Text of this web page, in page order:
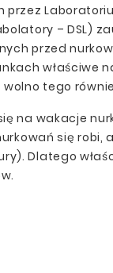
– DSL)
przed
właściwe
tego
na wakacje
się robi,
Dlatego